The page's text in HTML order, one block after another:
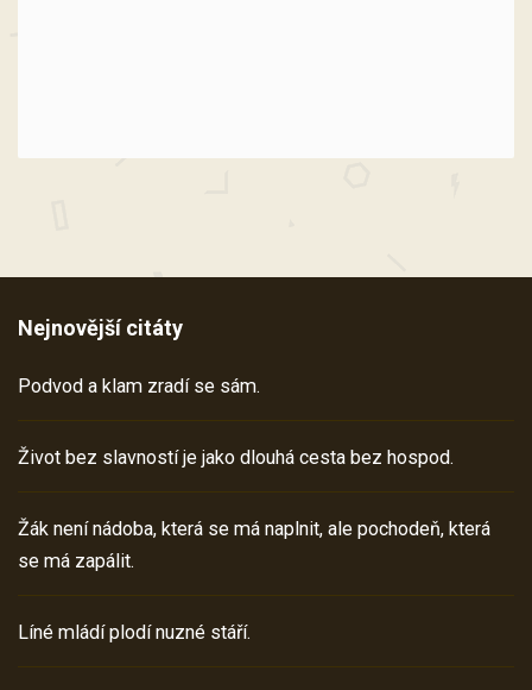
Nejnovější citáty
Podvod a klam zradí se sám.
Život bez slavností je jako dlouhá cesta bez hospod.
Žák není nádoba, která se má naplnit, ale pochodeň, která
se má zapálit.
Líné mládí plodí nuzné stáří.